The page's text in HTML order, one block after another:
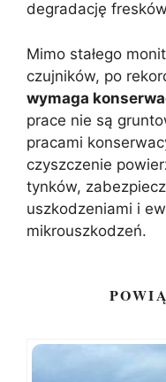
degradację
Mimo stałego
czujników, po
wymaga
prace nie są
pracami
czyszczenie
tynków,
uszkodzeniami i
mikrouszkodzeń.